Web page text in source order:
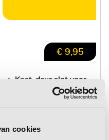
cookies
€ 9,95
• Kast-deur slot voor
Universeel